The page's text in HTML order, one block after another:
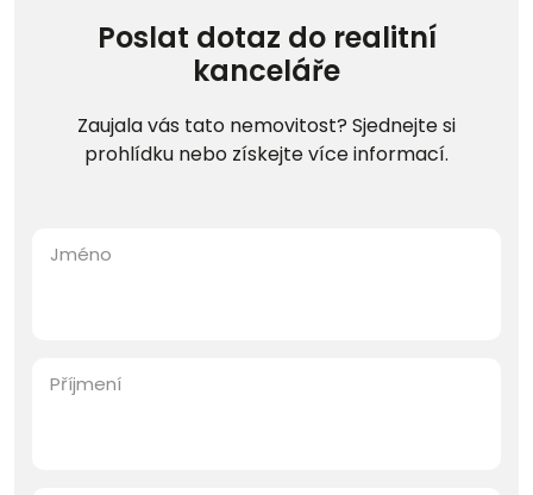
Poslat dotaz do realitní
kanceláře
Zaujala vás tato nemovitost? Sjednejte si
prohlídku nebo získejte více informací.
Jméno
Příjmení